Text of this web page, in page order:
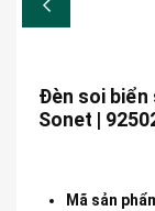
Đèn soi biển
Sonet |
Mã sản